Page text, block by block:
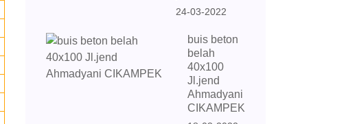
24-03-2022
buis beton
belah
40x100
Jl.jend
Ahmadyani
CIKAMPEK